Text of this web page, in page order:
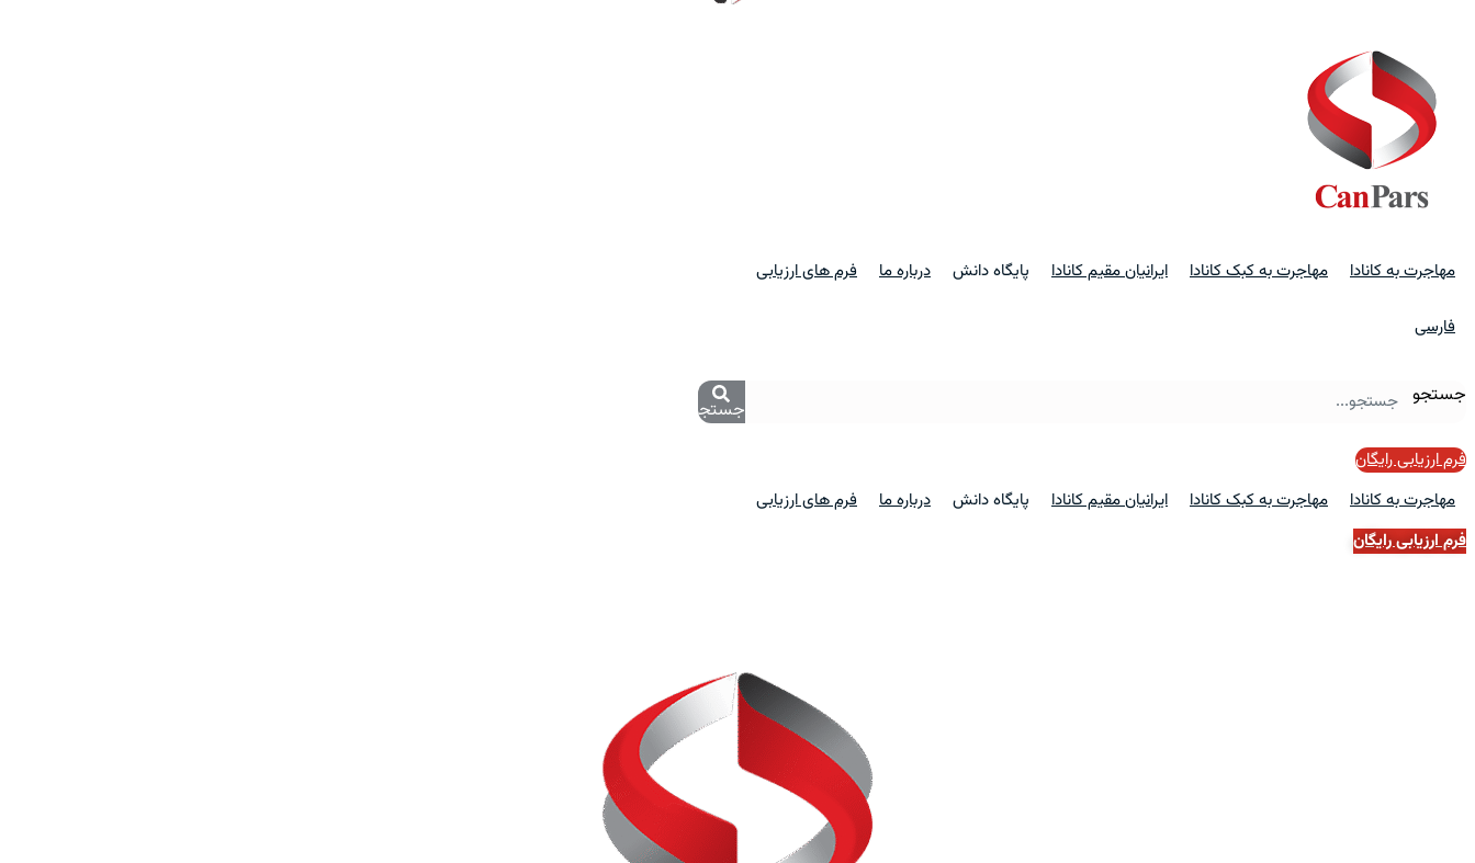
مهاجرت به کانادا مهاجرت به کبک کانادا ایرانیان مقیم کانادا پایگاه دانش درباره ما فرم های ارزیابی
فارسی
جستجو
جستجو
فرم ارزیابی رایگان
مهاجرت به کانادا
مهاجرت به کبک کانادا ایرانیان مقیم کانادا پایگاه دانش درباره ما
فرم های ارزیابی
فرم ارزیابی رایگان